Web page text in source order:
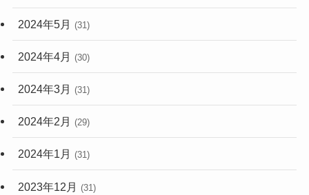
2024年5月 (31)
2024年4月 (30)
2024年3月 (31)
2024年2月 (29)
2024年1月 (31)
2023年12月 (31)